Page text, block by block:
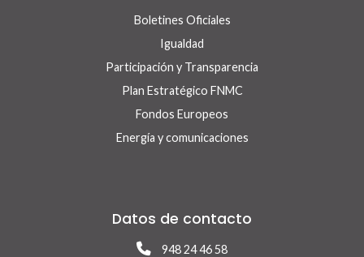
Boletines Oficiales
Igualdad
Participación y Transparencia
Plan Estratégico FNMC
Fondos Europeos
Energía y comunicaciones
Datos de contacto
948 24 46 58